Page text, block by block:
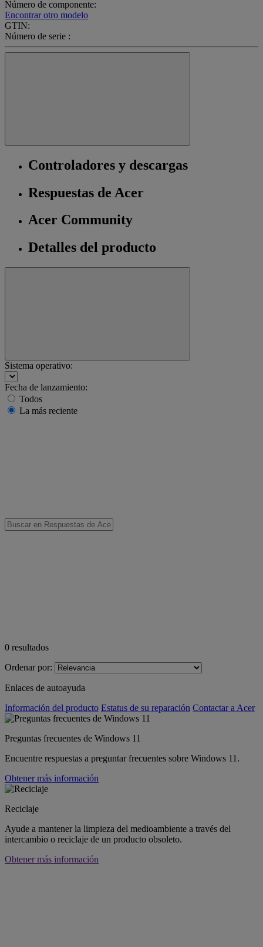
Número de componente:
Encontrar otro modelo
GTIN:
Número de serie :
Controladores y descargas
Respuestas de Acer
Acer Community
Detalles del producto
Sistema operativo:
Fecha de lanzamiento:
Todos
La más reciente
0 resultados
Ordenar por:
Enlaces de autoayuda
Información del producto Estatus de su reparación Contactar a Acer
Preguntas frecuentes de Windows 11
Encuentre respuestas a preguntar frecuentes sobre Windows 11.
Obtener más información
Reciclaje
Ayude a mantener la limpieza del medioambiente a través del
intercambio o reciclaje de un producto obsoleto.
Obtener más información